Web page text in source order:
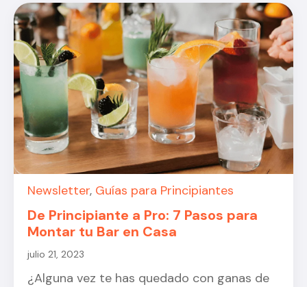
Newsletter, Guías para Principiantes
De Principiante a Pro: 7 Pasos para
Montar tu Bar en Casa
julio 21, 2023
¿Alguna vez te has quedado con ganas de